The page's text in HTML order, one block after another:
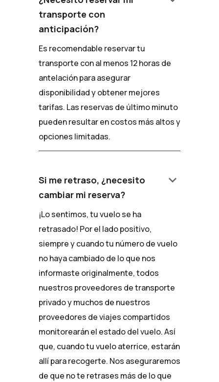
transporte con
anticipación?
Es recomendable reservar tu
transporte con al menos 12 horas de
antelación para asegurar
disponibilidad y obtener mejores
tarifas. Las reservas de último minuto
pueden resultar en costos más altos y
opciones limitadas.
Si me retraso, ¿necesito
cambiar mi reserva?
keyboard_arrow_down
¡Lo sentimos, tu vuelo se ha
retrasado! Por el lado positivo,
siempre y cuando tu número de vuelo
no haya cambiado de lo que nos
informaste originalmente, todos
nuestros proveedores de transporte
privado y muchos de nuestros
proveedores de viajes compartidos
monitorearán el estado del vuelo. Así
que, cuando tu vuelo aterrice, estarán
allí para recogerte. Nos aseguraremos
de que no te retrases más de lo que